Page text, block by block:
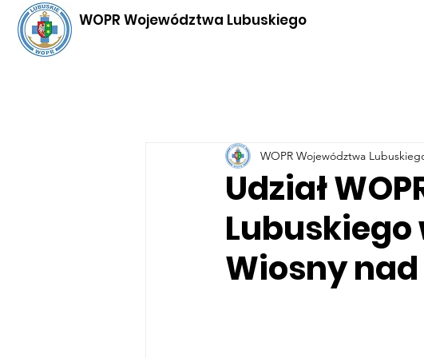
WOPR Województwa Lubuskiego
Udział
Wiosny
WOPR Województwa